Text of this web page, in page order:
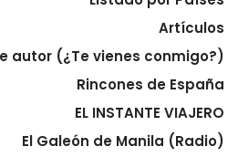
Artículos
autor (¿Te vienes conmigo?)
Rincones de España
EL INSTANTE VIAJERO
El Galeón de Manila (Radio)